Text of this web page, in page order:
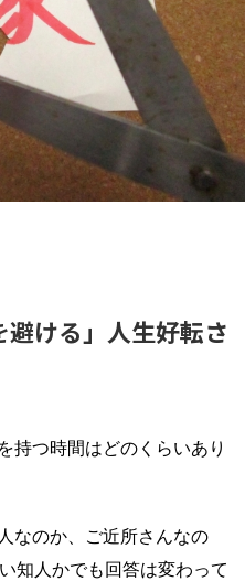
避ける」人生好転さ
持つ時間はどのくらいあり
なのか、ご近所さんなの
知人かでも回答は変わって